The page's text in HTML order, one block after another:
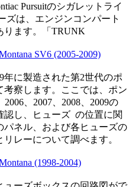
Pursuitのシガレットライ
ズは、エンジンコンパート
ります。「TRUNK
SV6 (2005-2009)
年に製造された第2世代のポ
察します。ここでは、ポン
、2007、2008、2009の
認し、ヒューズ の位置に関
ネル、および各ヒューズの
レーについて調べます。
(1998-2004)